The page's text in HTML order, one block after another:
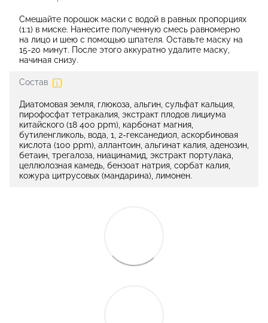
Смешайте порошок маски с водой в равных пропорциях
(1:1) в миске. Нанесите полученную смесь равномерно
на лицо и шею с помощью шпателя. Оставьте маску на
15-20 минут. После этого аккуратно удалите маску,
начиная снизу.
Состав
Диатомовая земля, глюкоза, альгин, сульфат кальция,
пирофосфат тетракалия, экстракт плодов лициума
китайского (18 400 ppm), карбонат магния,
бутиленгликоль, вода, 1, 2-гексанедиол, аскорбиновая
кислота (100 ppm), аллантоин, альгинат калия, аденозин,
бетаин, трегалоза, ниацинамид, экстракт портулака,
целлюлозная камедь, бензоат натрия, сорбат калия,
кожура цитрусовых (мандарина), лимонен.